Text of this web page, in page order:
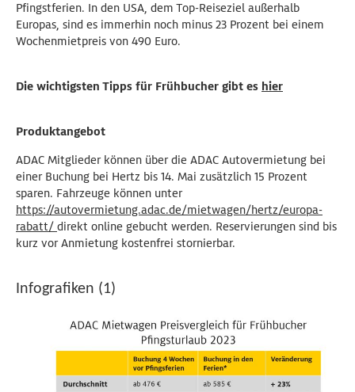
Pfingstferien. In den USA, dem Top-Reiseziel außerhalb
Europas, sind es immerhin noch minus 23 Prozent bei einem
Wochenmietpreis von 490 Euro.
Die wichtigsten Tipps für Frühbucher gibt es hier
Produktangebot
ADAC Mitglieder können über die ADAC Autovermietung bei
einer Buchung bei Hertz bis 14. Mai zusätzlich 15 Prozent
sparen. Fahrzeuge können unter
https://autovermietung.adac.de/mietwagen/hertz/europa-
rabatt/ direkt online gebucht werden. Reservierungen sind bis
kurz vor Anmietung kostenfrei stornierbar.
Infografiken (1)